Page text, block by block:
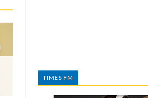
TIMES FM